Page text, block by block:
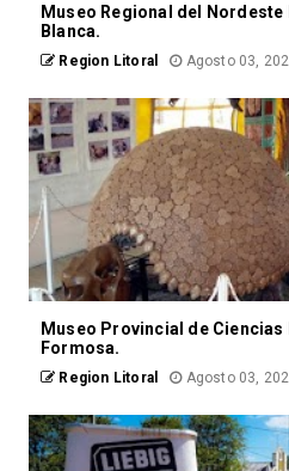
Museo Regional del
Blanca.
Region Litoral Agosto 03,
Museo Provincial de
Formosa.
Region Litoral Agosto 03,